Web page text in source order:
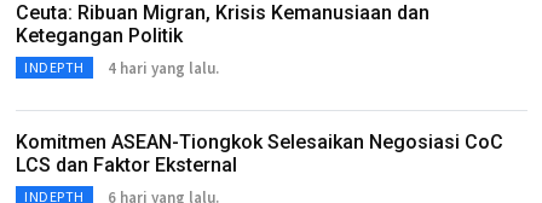
Ceuta: Ribuan Migran, Krisis Kemanusiaan dan
Ketegangan Politik
INDEPTH 4 hari yang lalu.
Komitmen ASEAN-Tiongkok Selesaikan Negosiasi CoC
LCS dan Faktor Eksternal
INDEPTH 6 hari yang lalu.